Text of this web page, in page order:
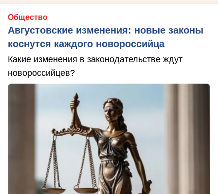
Общество
Августовские изменения: новые законы
коснутся каждого новороссийца
Какие изменения в законодательстве ждут
новороссийцев?